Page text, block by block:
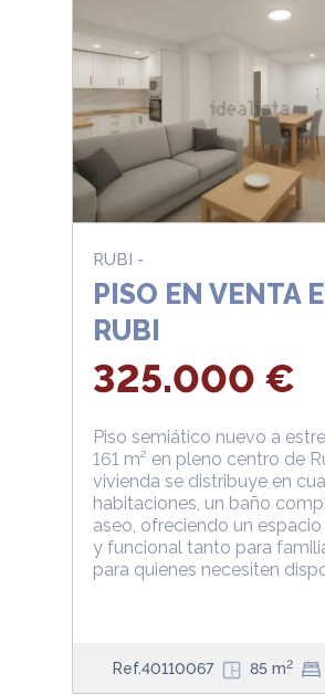
RUBI -
PISO EN VENTA
RUBI
325.000 €
Piso semiático nuevo a
161 m² en pleno centro de
vivienda se distribuye en
habitaciones, un baño
aseo, ofreciendo un
y funcional tanto para
para quienes necesiten
Ref.40110067 85 m2